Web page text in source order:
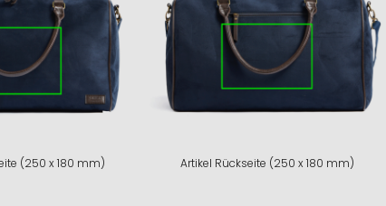
(250 x 180 mm) Artikel Rückseite (250 x 180 mm)